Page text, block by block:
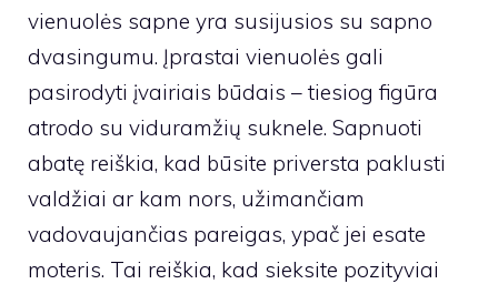
vienuolės sapne yra susijusios su sapno
dvasingumu. Įprastai vienuolės gali
pasirodyti įvairiais būdais – tiesiog figūra
atrodo su viduramžių suknele. Sapnuoti
abatę reiškia, kad būsite priversta paklusti
valdžiai ar kam nors, užimančiam
vadovaujančias pareigas, ypač jei esate
moteris. Tai reiškia, kad sieksite pozityviai